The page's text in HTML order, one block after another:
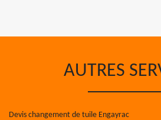
AUTRES
Devis changement de tuile Engayrac